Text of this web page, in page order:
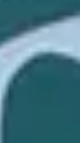
federación y el
de reforzar las
institucionales de